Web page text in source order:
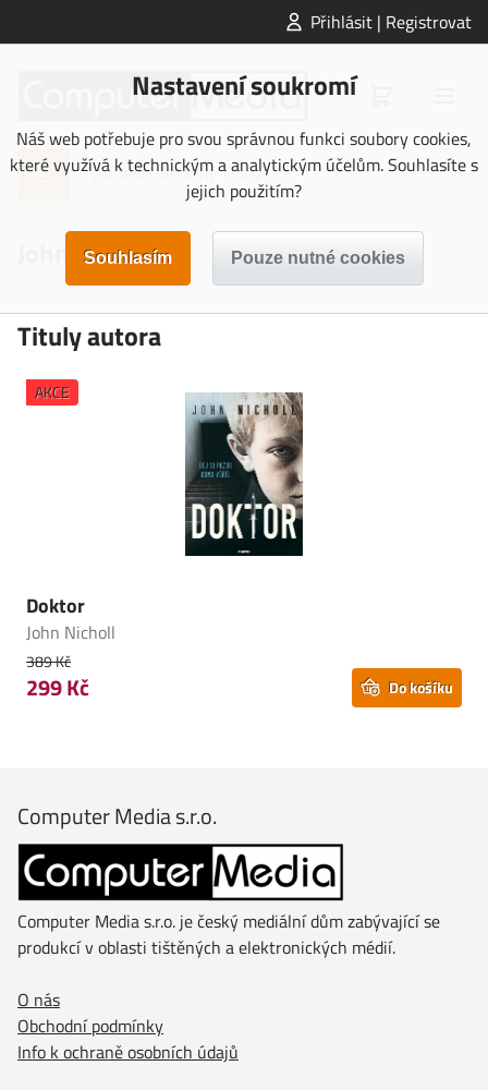
Přihlásit | Registrovat
Nastavení soukromí
Náš web potřebuje pro svou správnou funkci soubory cookies,
které využívá k technickým a analytickým účelům. Souhlasíte s
jejich použitím?
John Nicholl
Tituly autora
AKCE
Doktor
John Nicholl
389 Kč
299 Kč Do košíku
Computer Media s.r.o.
Computer Media s.r.o. je český mediální dům zabývající se
produkcí v oblasti tištěných a elektronických médií.
O nás
Obchodní podmínky
Info k ochraně osobních údajů